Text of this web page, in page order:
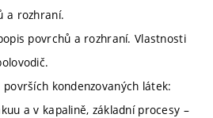
a rozhraní.
povrchů a rozhraní. Vlastnosti
kondenzovaných látek:
a v kapalině, základní procesy –